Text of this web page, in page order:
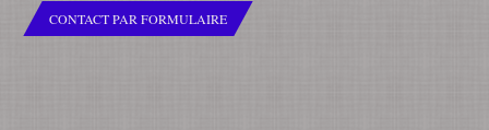
CONTACT PAR FORMULAIRE